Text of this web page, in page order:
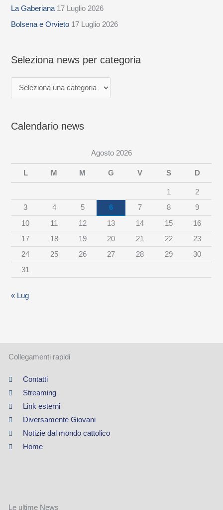
La Gaberiana 17 Luglio 2026
Bolsena e Orvieto 17 Luglio 2026
Seleziona news per categoria
e
z
n
w
r
c
i
Calendario news
Agosto 2026
L M M G V S D
1
2
3
4 5 6 7 8
9
10
11 12 13 14 15
16
17
18 19 20 21 22
23
24
25 26 27 28 29
30
31
« Lug
Collegamenti rapidi
Contatti
Streaming
Link esterni
Diversamente Giovani
Notizie dal mondo cattolico
Home
Le ultime News